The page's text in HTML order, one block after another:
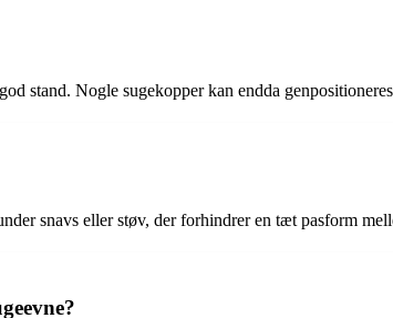
stand. Nogle sugekopper kan endda
snavs eller støv, der forhindrer en tæt pasform